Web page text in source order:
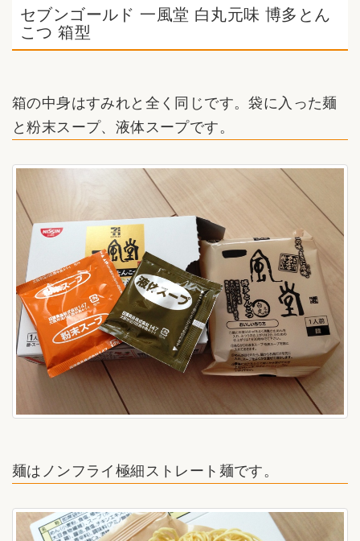
セブンゴールド 一風堂 白丸元味 博多とん
こつ 箱型
箱の中身はすみれと全く同じです。袋に入った麺
と粉末スープ、液体スープです。
麺はノンフライ極細ストレート麺です。